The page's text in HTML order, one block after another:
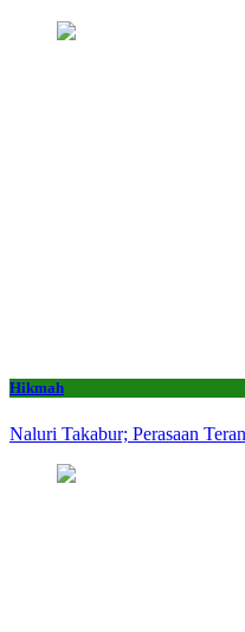
Hikmah
Naluri Takabur; Perasaan